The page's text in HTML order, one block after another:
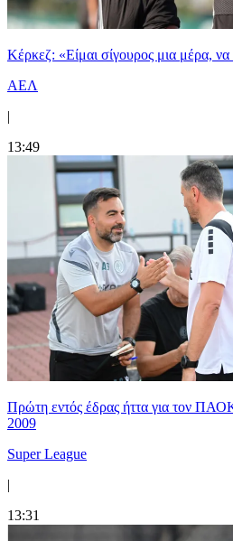
Κέρκεζ: «Είμαι σίγουρος μια μέρα, να
ΑΕΛ
|
13:49
Πρώτη εντός έδρας ήττα για τον
2009
Super League
|
13:31